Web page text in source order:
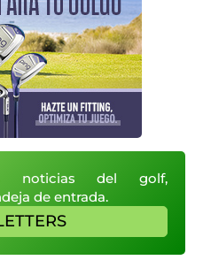
noticias del golf,
de entrada.